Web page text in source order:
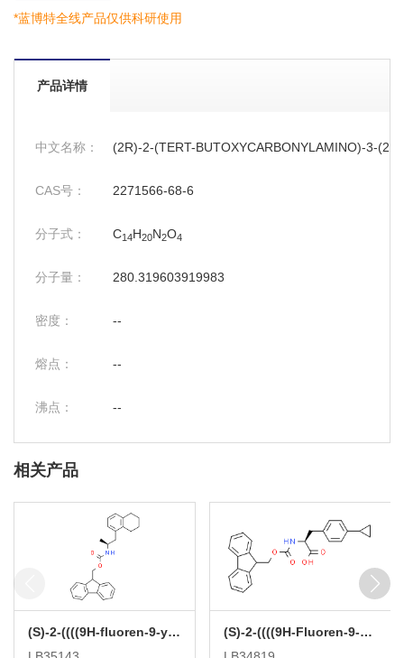
*蓝博特全线产品仅供科研使用
产品详情
中文名称： (2R)-2-(TERT-BUTOXYCARBONYLAMINO)-3-(2-
CAS号： 2271566-68-6
分子式： C14H20N2O4
分子量： 280.319603919983
密度： --
熔点： --
沸点： --
相关产品
(S)-2-((((9H-fluoren-9-yl)methoxy)carbonyl)amino)-3-(5,6,7,8-tetrahydronaphthalen-1-yl)propanoic acid
(S)-2-((((9H-Fluoren-9-yl)methoxy)carbonyl)amino)-3-(4-cyclopropylphenyl)propanoic acid